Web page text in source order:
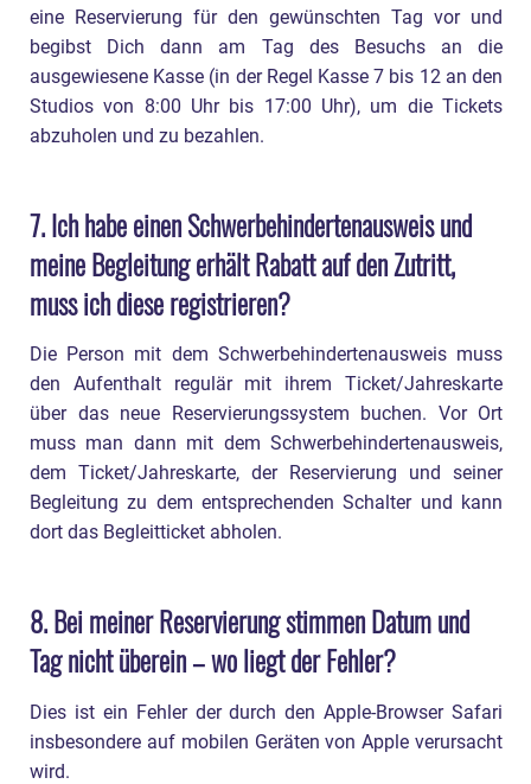
Hochinzidenzgebiet und der Reisewarnung
nach Disneyland Paris reisen?
29. Welche Regeln gelten in Frankreich? Wie
kann ich einreisen?
Disneyland Paris reisen. Was soll ich nun tun?
31. Was bedeutet „Quarantäne“ eigentlich?
32. Reisewarnung: Was gilt bei einer
Pauschalreise?
33. Reisewarnung: Ich habe eine Pauschale
direkt bei Disney gebucht – was passiert jetzt?
34. Reisewarnung: Welche Regelungen gelten
für Individualreisen?
mir sehr geholfen! Kann man Euch irgendwie
eine Reservierung für den gewünschten Tag vor und
begibst Dich dann am Tag des Besuchs an die
ausgewiesene Kasse (in der Regel Kasse 7 bis 12 an den
Studios von 8:00 Uhr bis 17:00 Uhr), um die Tickets
abzuholen und zu bezahlen.
7. Ich habe einen Schwerbehindertenausweis und
meine Begleitung erhält Rabatt auf den Zutritt,
muss ich diese registrieren?
Die Person mit dem Schwerbehindertenausweis muss
den Aufenthalt regulär mit ihrem Ticket/Jahreskarte
über das neue Reservierungssystem buchen. Vor Ort
muss man dann mit dem Schwerbehindertenausweis,
dem Ticket/Jahreskarte, der Reservierung und seiner
Begleitung zu dem entsprechenden Schalter und kann
dort das Begleitticket abholen.
8. Bei meiner Reservierung stimmen Datum und
Tag nicht überein – wo liegt der Fehler?
Dies ist ein Fehler der durch den Apple-Browser Safari
insbesondere auf mobilen Geräten von Apple verursacht
wird.